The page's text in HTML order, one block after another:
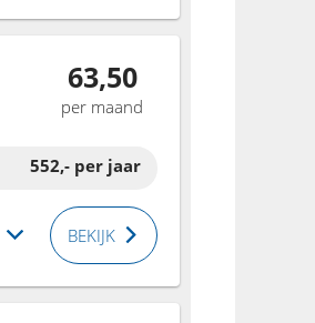
63,50
per maand
552,- per jaar
BEKIJK